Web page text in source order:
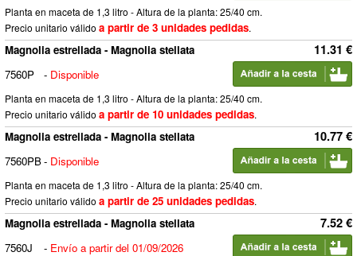
Planta en maceta de 1,3 litro - Altura de la planta: 25/40 cm.
Precio unitario válido a partir de 3 unidades pedidas.
11.31 €
Magnolia estrellada - Magnolia stellata
7560P
- Disponible
Planta en maceta de 1,3 litro - Altura de la planta: 25/40 cm.
Precio unitario válido a partir de 10 unidades pedidas.
10.77 €
Magnolia estrellada - Magnolia stellata
7560PB- Disponible
Planta en maceta de 1,3 litro - Altura de la planta: 25/40 cm.
Precio unitario válido a partir de 25 unidades pedidas.
7.52 €
Magnolia estrellada - Magnolia stellata
7560J
- Envío a partir del 01/09/2026